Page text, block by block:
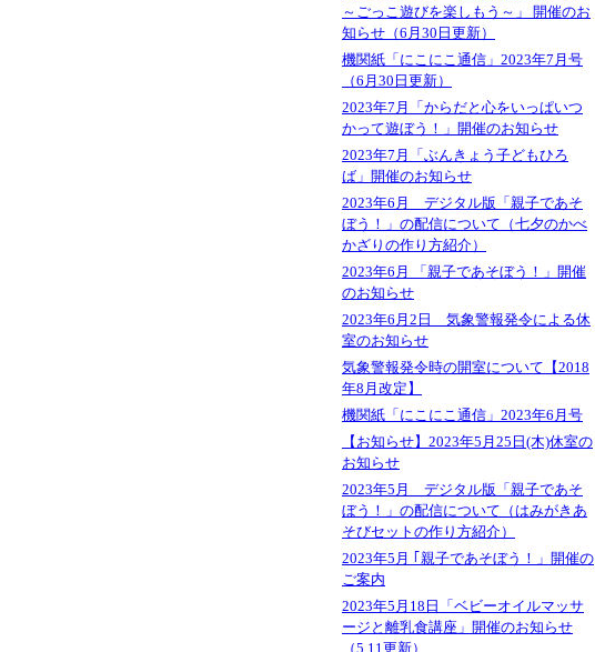
～ごっこ遊びを楽しもう～」 開催のお
知らせ（6月30日更新）
機関紙「にこにこ通信」2023年7月号
（6月30日更新）
2023年7月「からだと心をいっぱいつ
かって遊ぼう！」開催のお知らせ
2023年7月「ぶんきょう子どもひろ
ば」開催のお知らせ
2023年6月 デジタル版「親子であそ
ぼう！」の配信について（七夕のかべ
かざりの作り方紹介）
2023年6月 「親子であそぼう！」開催
のお知らせ
2023年6月2日 気象警報発令による休
室のお知らせ
気象警報発令時の開室について【2018
年8月改定】
機関紙「にこにこ通信」2023年6月号
【お知らせ】2023年5月25日(木)休室の
お知らせ
2023年5月 デジタル版「親子であそ
ぼう！」の配信について（はみがきあ
そびセットの作り方紹介）
2023年5月 ｢親子であそぼう！」開催の
ご案内
2023年5月18日「ベビーオイルマッサ
ージと離乳食講座」開催のお知らせ
（5.11更新）